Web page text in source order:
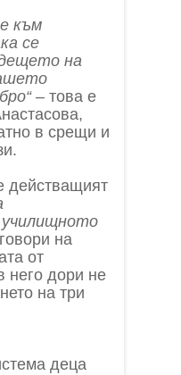
към
се
на
– това е
в срещи и
действащият
на
от
него дори не
на три
деца